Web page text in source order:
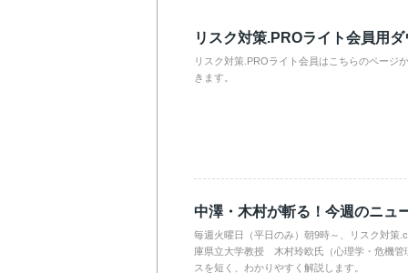
リスク対策.PROライト会員用
リスク対策.PROライト会員はこちらのページ
きます。
中澤・木村が斬る！今週のニュ
毎週火曜日（平日のみ）朝9時～、リスク対
庫県立大学教授 木村玲欧氏（心理学・危機管
スを短く、わかりやすく解説します。